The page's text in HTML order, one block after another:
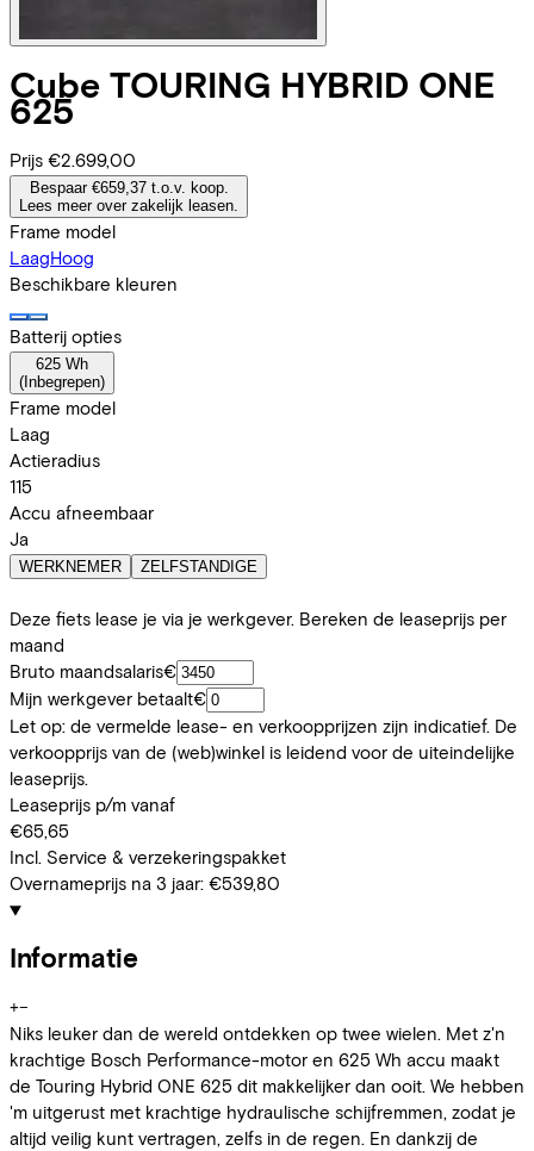
Cube TOURING HYBRID ONE
625
Prijs €2.699,00
Bespaar €659,37 t.o.v. koop.
Lees meer over zakelijk leasen.
Frame model
LaagHoog
Beschikbare kleuren
Batterij opties
625 Wh
( Inbegrepen)
Frame model
Laag
Actieradius
115
Accu afneembaar
Ja
WERKNEMER ZELFSTANDIGE
Deze fiets lease je via je werkgever. Bereken de leaseprijs per
maand
Bruto maandsalaris€
Mijn werkgever betaalt€
Let op: de vermelde lease- en verkoopprijzen zijn indicatief. De
verkoopprijs van de (web)winkel is leidend voor de uiteindelijke
leaseprijs.
Leaseprijs p/m vanaf
€65,65
Incl. Service & verzekeringspakket
Overnameprijs na 3 jaar: €539,80
Informatie
+−
Niks leuker dan de wereld ontdekken op twee wielen. Met z'n
krachtige Bosch Performance-motor en 625 Wh accu maakt
de Touring Hybrid ONE 625 dit makkelijker dan ooit. We hebben
'm uitgerust met krachtige hydraulische schijfremmen, zodat je
altijd veilig kunt vertragen, zelfs in de regen. En dankzij de